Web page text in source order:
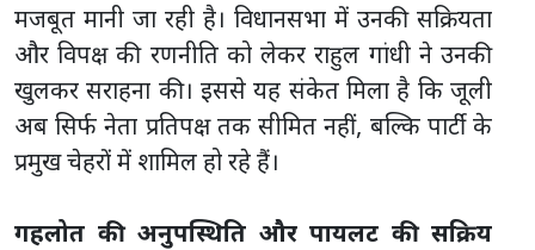
मजबूत मानी जा रही है। विधानसभा में उनकी सक्रियता
और विपक्ष की रणनीति को लेकर राहुल गांधी ने उनकी
खुलकर सराहना की। इससे यह संकेत मिला है कि जूली
अब सिर्फ नेता प्रतिपक्ष तक सीमित नहीं, बल्कि पार्टी के
प्रमुख चेहरों में शामिल हो रहे हैं।
गहलोत की अनुपस्थिति और पायलट की सक्रिय